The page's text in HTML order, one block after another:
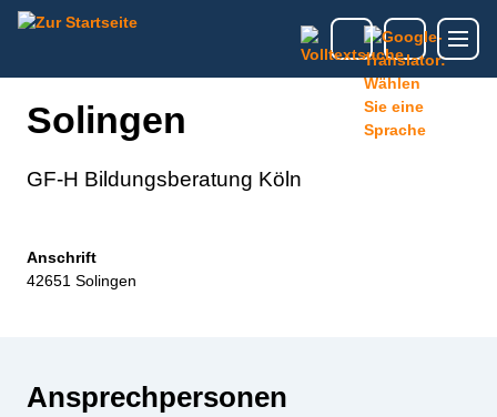
Solingen
GF-H Bildungsberatung Köln
Anschrift
42651 Solingen
Ansprechpersonen